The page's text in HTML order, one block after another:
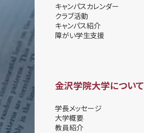
キャンパスカレンダー
クラブ活動
キャンパス紹介
障がい学⽣⽀援
金沢学院大学について
学長メッセージ
大学概要
教員紹介